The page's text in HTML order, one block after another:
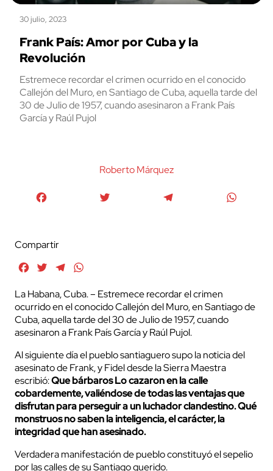
30 julio, 2023
Frank País: Amor por Cuba y la
Revolución
Estremece recordar el crimen ocurrido en el conocido
Callejón del Muro, en Santiago de Cuba, aquella tarde del
30 de Julio de 1957, cuando asesinaron a Frank País
García y Raúl Pujol
Roberto Márquez
Compartir
FacebookTwitterTelegram
La Habana, Cuba. – Estremece recordar el crimen
ocurrido en el conocido Callejón del Muro, en Santiago de
Cuba, aquella tarde del 30 de Julio de 1957, cuando
asesinaron a Frank País García y Raúl Pujol.
Al siguiente día el pueblo santiaguero supo la noticia del
asesinato de Frank, y Fidel desde la Sierra Maestra
escribió:Que bárbaros Lo cazaron en la calle
cobardemente, valiéndose de todas las ventajas que
disfrutan para perseguir a un luchador clandestino. Qué
monstruos no saben la inteligencia, el carácter, la
integridad que han asesinado.
Verdadera manifestación de pueblo constituyó el sepelio
por las calles de su Santiago querido.